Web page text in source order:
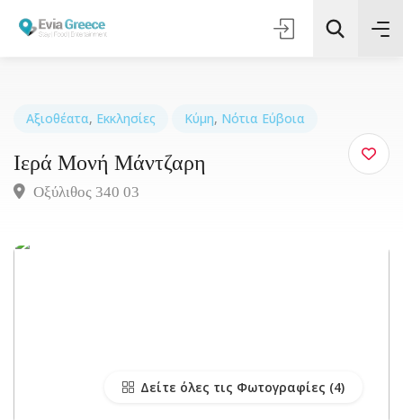
Τοποθεσία
Αξιοθέατα, Εκκλησίες Κύμη, Νότια Εύβοια
Ιερά Μονή Μάντζαρη
Οξύλιθος 340 03
Δείτε όλες τις Φωτογραφίες